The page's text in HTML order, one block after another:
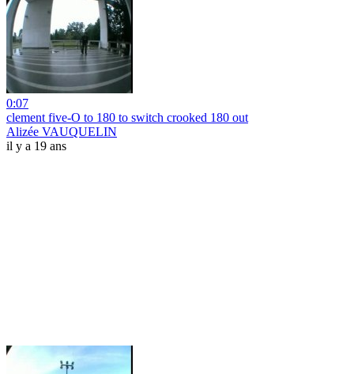
0:07
clement five-O to 180 to switch crooked 180 out
Alizée VAUQUELIN
il y a 19 ans